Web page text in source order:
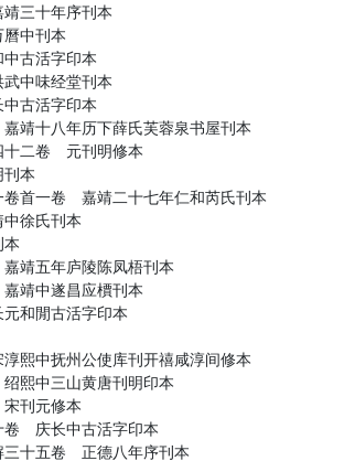
三十年序刊本
中刊本
古活字印本
中味经堂刊本
古活字印本
靖十八年历下薛氏芙蓉泉书屋刊本
十二卷 元刊明修本
本
卷首一卷 嘉靖二十七年仁和芮氏刊本
徐氏刊本
靖五年庐陵陈凤梧刊本
靖中遂昌应檟刊本
和閒古活字印本
熙中抚州公使库刊开禧咸淳间修本
熙中三山黄唐刊明印本
刊元修本
卷 庆长中古活字印本
三十五卷 正德八年序刊本